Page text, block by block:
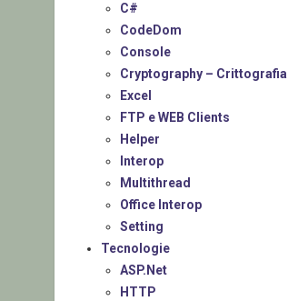
C#
CodeDom
Console
Cryptography – Crittografia
Excel
FTP e WEB Clients
Helper
Interop
Multithread
Office Interop
Setting
Tecnologie
ASP.Net
HTTP